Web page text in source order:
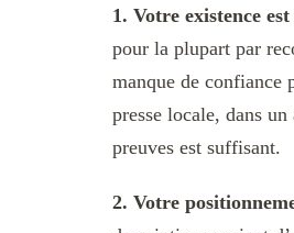
1. Votre existence
pour la plupart par
manque de confiance
presse locale, dans
preuves est suffisant.
2. Votre